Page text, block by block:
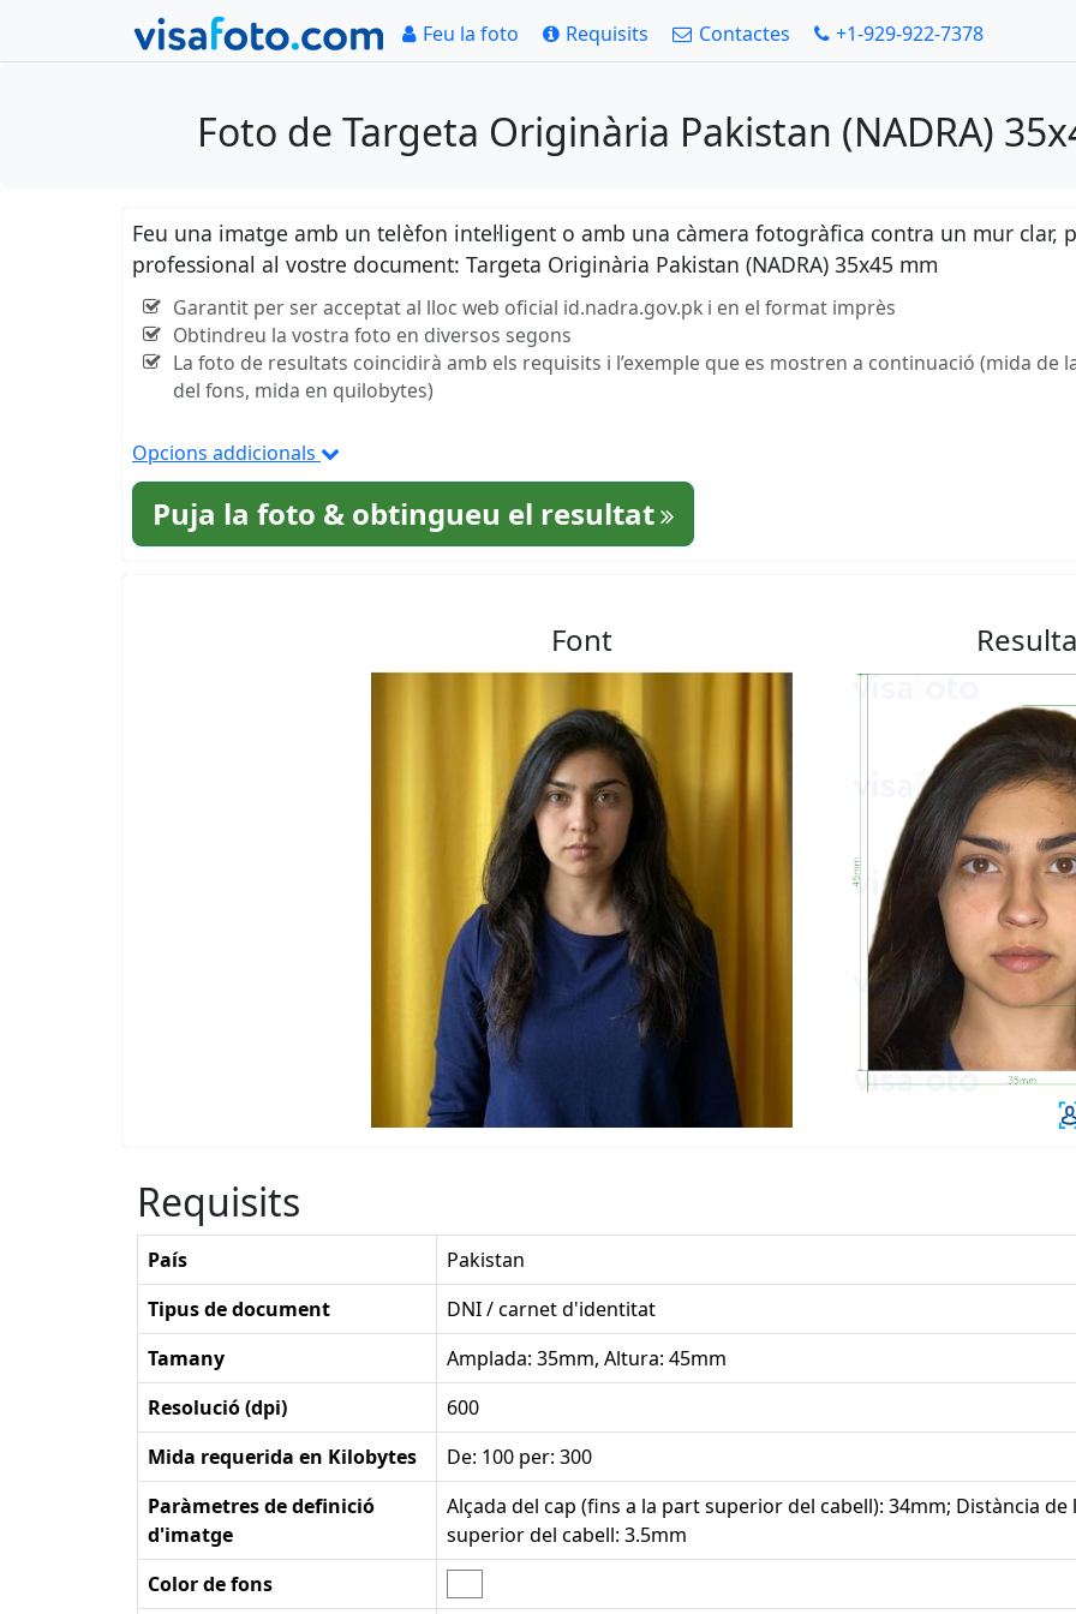
Feu la foto Requisits Contactes +1-929-922-7378
Foto de Targeta Originària Pakistan (NADRA)
Feu una imatge amb un telèfon intel·ligent o amb una càmera fotogràfica contra un mur
professional al vostre document: Targeta Originària Pakistan (NADRA) 35x45 mm
Garantit per ser acceptat al lloc web oficial id.nadra.gov.pk i en el format imprès
Obtindreu la vostra foto en diversos segons
La foto de resultats coincidirà amb els requisits i l’exemple que es mostren a continuació (mida de
del fons, mida en quilobytes)
Opcions addicionals
Puja la foto & obtingueu el resultat
Font
Requisits
País
Pakistan
Tipus de document
DNI / carnet d'identitat
Tamany
Amplada: 35mm, Altura: 45mm
Resolució (dpi)
600
Mida requerida en Kilobytes
De: 100 per: 300
Paràmetres de definició
d'imatge
Alçada del cap (fins a la part superior del cabell): 34mm; Distància
superior del cabell: 3.5mm
Color de fons